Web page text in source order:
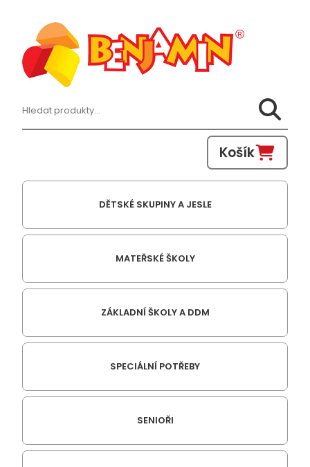
Hledat:
Košík
DĚTSKÉ SKUPINY A JESLE
MATEŘSKÉ ŠKOLY
ZÁKLADNÍ ŠKOLY A DDM
SPECIÁLNÍ POTŘEBY
SENIOŘI